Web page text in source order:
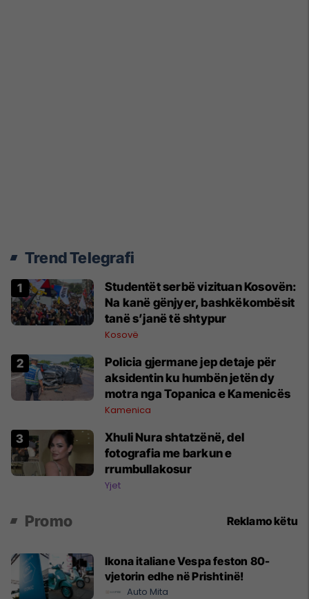
Trend Telegrafi
Studentët serbë vizituan Kosovën:
Na kanë gënjyer, bashkëkombësit
tanë s’janë të shtypur
Kosovë
Policia gjermane jep detaje për
aksidentin ku humbën jetën dy
motra nga Topanica e Kamenicës
Kamenica
Xhuli Nura shtatzënë, del
fotografia me barkun e
rrumbullakosur
Yjet
Promo Reklamo këtu
Ikona italiane Vespa feston 80-
vjetorin edhe në Prishtinë!
Auto Mita